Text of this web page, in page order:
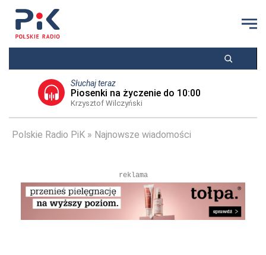
Słuchaj teraz
Piosenki na życzenie do 10:00
Krzysztof Wilczyński
Polskie Radio PiK Najnowsze wiadomości
reklama